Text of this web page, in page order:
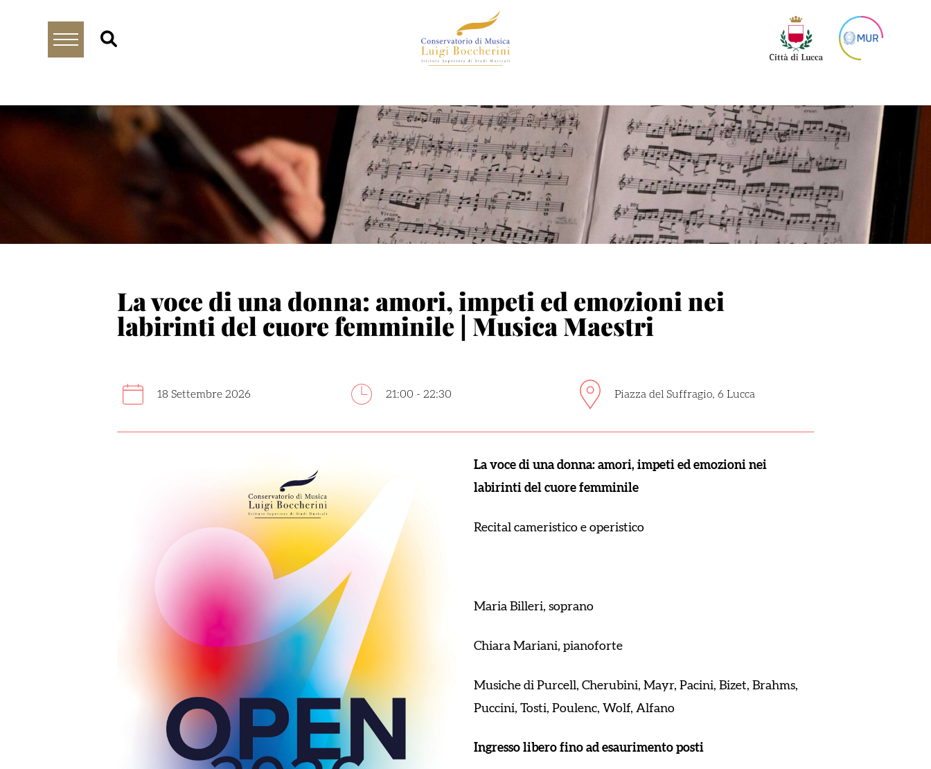
La voce di una donna: amori, impeti ed emozioni nei
labirinti del cuore femminile | Musica Maestri
18 Settembre 2026 21:00 - 22:30 Piazza del Suffragio, 6 Lucca
La voce di una donna: amori, impeti ed emozioni nei
labirinti del cuore femminile
Recital cameristico e operistico
Maria Billeri, soprano
Chiara Mariani, pianoforte
Musiche di Purcell, Cherubini, Mayr, Pacini, Bizet, Brahms,
Puccini, Tosti, Poulenc, Wolf, Alfano
Ingresso libero fino ad esaurimento posti